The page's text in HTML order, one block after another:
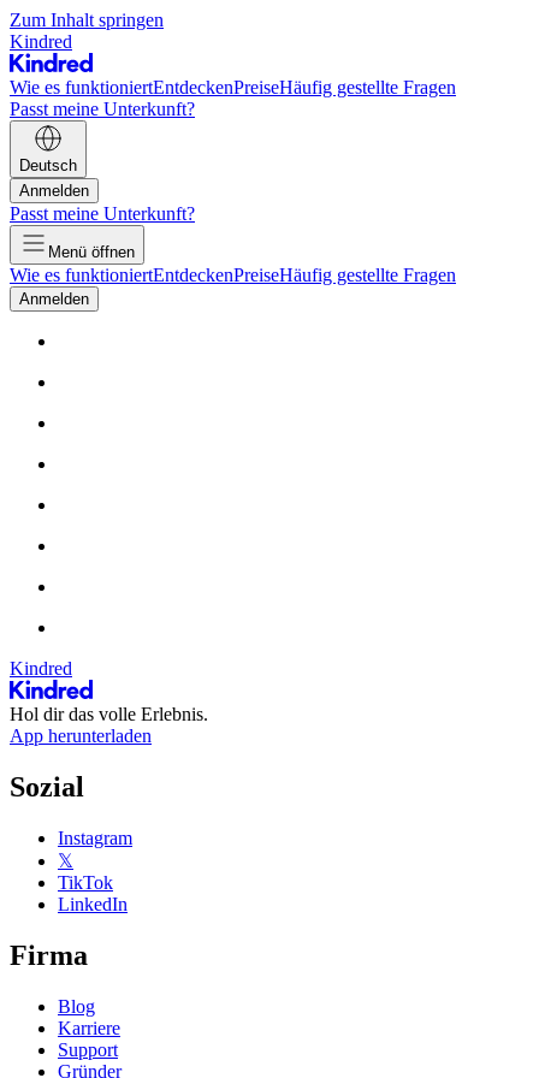
Zum Inhalt springen
Kindred
Wie es funktioniertEntdeckenPreiseHäufig gestellte Fragen
Passt meine Unterkunft?
Deutsch
Anmelden
Passt meine Unterkunft?
Menü öffnen
Wie es funktioniertEntdeckenPreiseHäufig gestellte Fragen
Anmelden
Kindred
Hol dir das volle Erlebnis.
App herunterladen
Sozial
Instagram
𝕏
TikTok
LinkedIn
Firma
Blog
Karriere
Support
Gründer